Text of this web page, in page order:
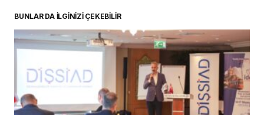
BUNLAR DA İLGİNİZİ ÇEKEBİLİR